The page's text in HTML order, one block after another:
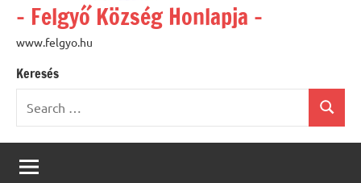
– Felgyő Község Honlapja –
www.felgyo.hu
Keresés
for:
Search